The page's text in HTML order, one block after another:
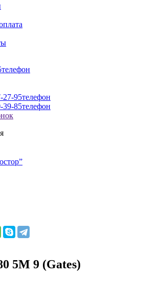
телефон
27-95телефон
39-85телефон
5M 9 (Gates)